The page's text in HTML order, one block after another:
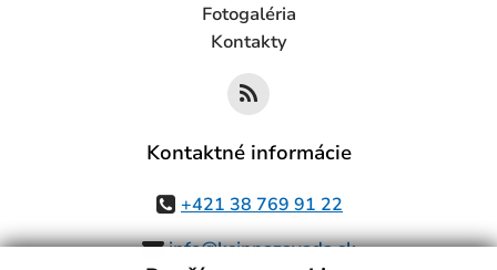
Fotogaléria
Kontakty
Kontaktné informácie
+421 38 769 91 22
info@ksinnazavada.sk